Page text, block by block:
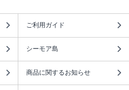
ご利用ガイド
シーモア島
商品に関するお知らせ